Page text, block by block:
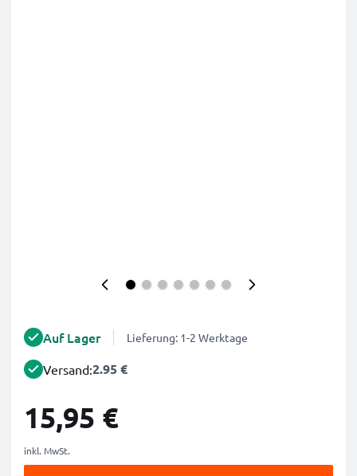
Auf Lager Lieferung: 1-2 Werktage
Versand:2.95 €
15,95 €
inkl. MwSt.